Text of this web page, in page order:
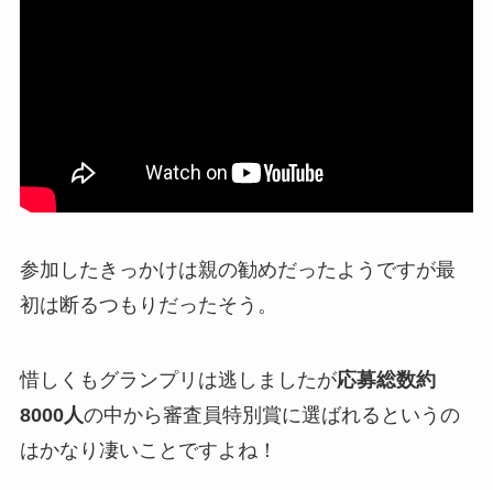
参加したきっかけは親の勧めだったようですが最
初は断るつもりだったそう。
惜しくもグランプリは逃しましたが応募総数約
8000人の中から審査員特別賞に選ばれるというの
はかなり凄いことですよね！